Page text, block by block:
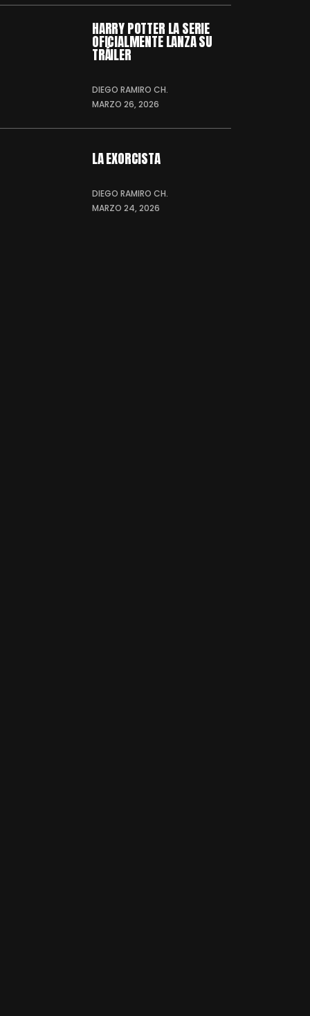
HARRY POTTER LA SERIE
OFICIALMENTE LANZA SU
TRÁILER
DIEGO RAMIRO CH.
MARZO 26, 2026
LA EXORCISTA
DIEGO RAMIRO CH.
MARZO 24, 2026